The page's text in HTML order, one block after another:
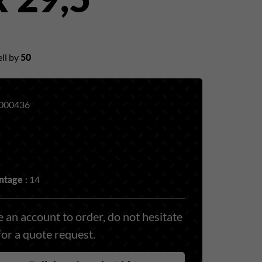
by 50
: 14
an account to order, do not hesitate
a quote request.